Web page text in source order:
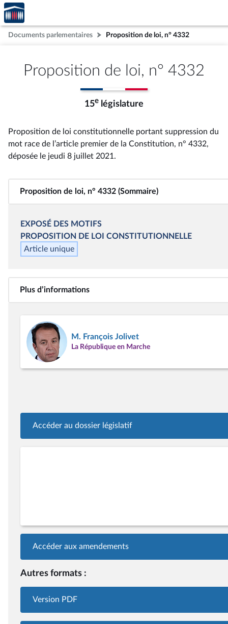
Aller au contenu
Aller en bas de la page
Accèder
à la
page
d'accueil
Documents parlementaires Proposition de loi, n° 4332
Proposition de loi, n° 4332
15e législature
Proposition de loi constitutionnelle portant suppression du
mot race de l’article premier de la Constitution, n° 4332,
déposée le jeudi 8 juillet 2021 .
Proposition de loi, n° 4332 (Sommaire)
EXPOSÉ DES MOTIFS
PROPOSITION DE LOI CONSTITUTIONNELLE
Article unique
Plus d’informations
M. François Jolivet
La République en Marche
Accéder au dossier législatif
Accéder aux amendements
Autres formats :
Version PDF